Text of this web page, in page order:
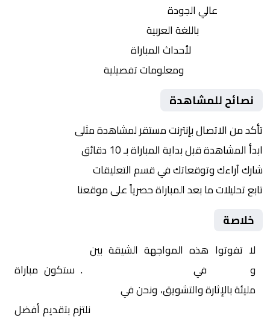
عالي الجودة
باللغة العربية
لأحداث المباراة
ومعلومات تفصيلية
نصائح للمشاهدة
تأكد من الاتصال بإنترنت مستقر لمشاهدة مثلى
ابدأ المشاهدة قبل بداية المباراة بـ 10 دقائق
شارك آراءك وتوقعاتك في قسم التعليقات
تابع تحليلات ما بعد المباراة حصرياً على موقعنا
خلاصة
لا تفوتوا هذه المواجهة الشيقة بين
وميدلزبره في
. ستكون مباراة
مليئة بالإثارة والتشويق، ونحن في
نلتزم بتقديم أفضل